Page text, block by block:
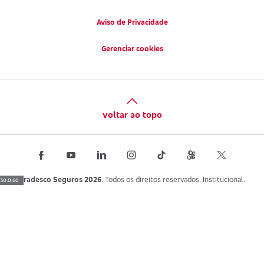
30.0.60
Aviso de Privacidade
Gerenciar cookies
voltar ao topo
Bradesco Seguros 2026. Todos os direitos reservados. Institucional.